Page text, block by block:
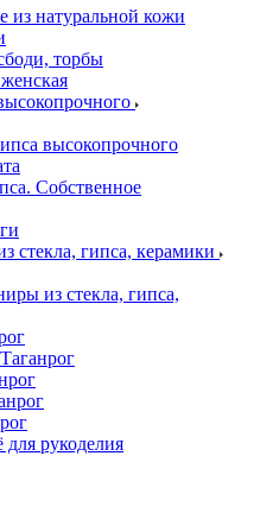
из натуральной кожи
торбы
высокопрочного
Собственное
стекла, гипса, керамики
из стекла, гипса,
для рукоделия